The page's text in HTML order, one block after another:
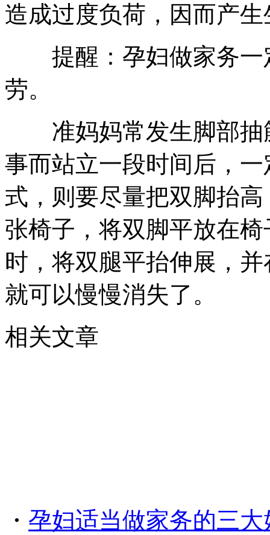
造成过度负荷，因而产
提醒：孕妇做家务一
劳。
准妈妈常发生脚部抽
事而站立一段时间后，
式，则要尽量把双脚抬
张椅子，将双脚平放在
时，将双腿平抬伸展，
就可以慢慢消失了。
相关文章
・ 孕妇适当做家务的三大